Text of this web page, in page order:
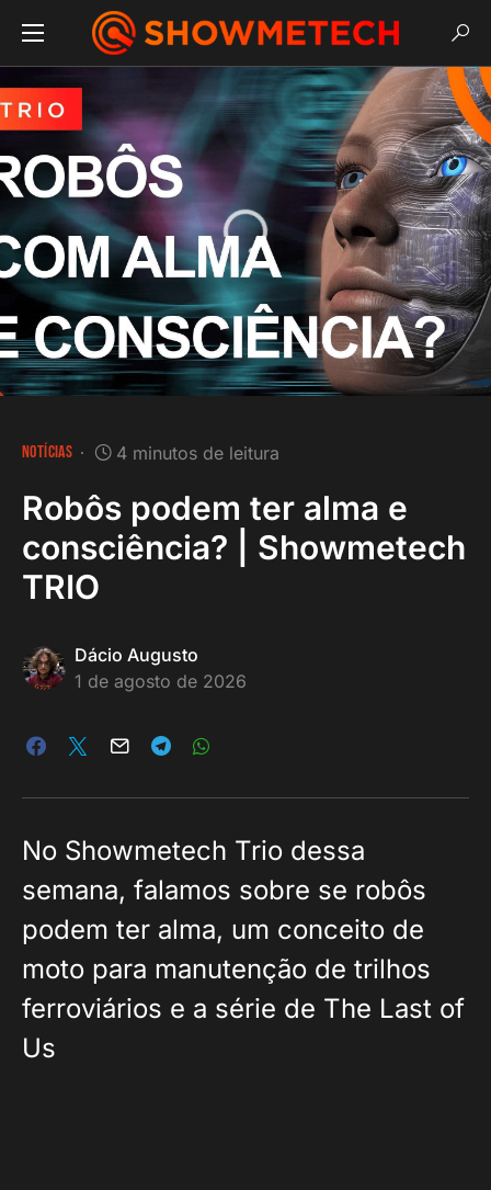
NOTÍCIAS 4 minutos de leitura
Robôs podem ter alma e
consciência? | Showmetech
TRIO
Dácio Augusto
1 de agosto de 2026
No Showmetech Trio dessa
semana, falamos sobre se robôs
podem ter alma, um conceito de
moto para manutenção de trilhos
ferroviários e a série de The Last of
Us